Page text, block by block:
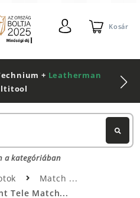
Kosár
+ Leatherman
a kategóriában
Match
Tele Match...